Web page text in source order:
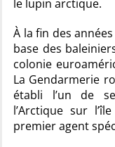
le lupin arctique.
À la fin des
base des
colonie
La Gendarmerie
établi l’un de
l’Arctique sur
premier agent